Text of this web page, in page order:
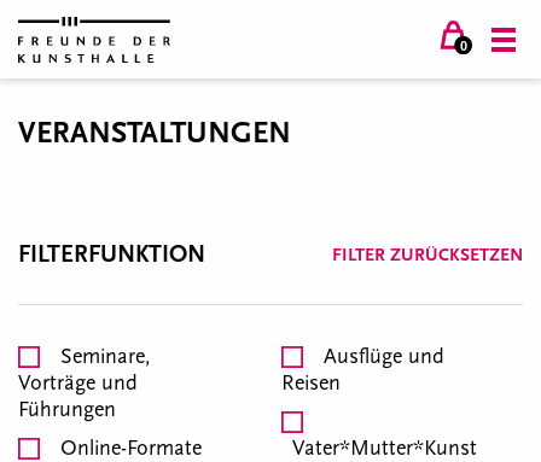
0
VERANSTALTUNGEN
FILTERFUNKTION FILTER ZURÜCKSETZEN
Seminare,
Vorträge und
Führungen
Online-Formate
Ausflüge und
Reisen
Vater*Mutter*Kunst